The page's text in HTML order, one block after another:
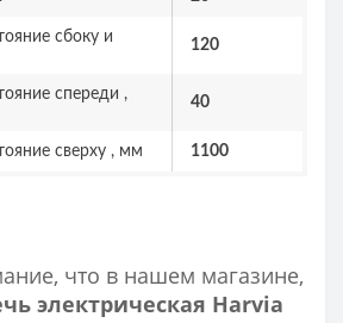
сбоку и
120
спереди ,
40
сверху , мм 1100
что в нашем магазине,
электрическая Harvia